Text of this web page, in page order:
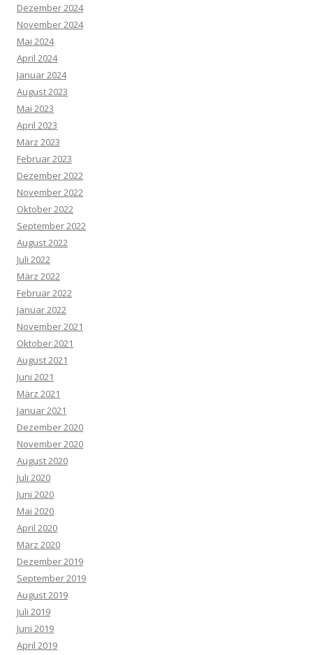
Dezember 2024
November 2024
Mai 2024
April 2024
Januar 2024
August 2023
Mai 2023
April 2023
März 2023
Februar 2023
Dezember 2022
November 2022
Oktober 2022
September 2022
August 2022
Juli 2022
März 2022
Februar 2022
Januar 2022
November 2021
Oktober 2021
August 2021
Juni 2021
März 2021
Januar 2021
Dezember 2020
November 2020
August 2020
Juli 2020
Juni 2020
Mai 2020
April 2020
März 2020
Dezember 2019
September 2019
August 2019
Juli 2019
Juni 2019
April 2019